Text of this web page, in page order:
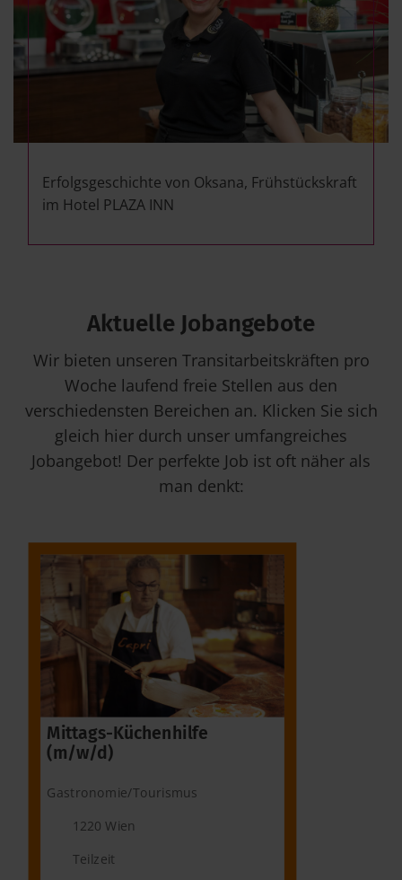
Erfolgsgeschichte von Oksana, Frühstückskraft
im Hotel PLAZA INN
Aktuelle Jobangebote
Wir bieten unseren Transitarbeitskräften pro
Woche laufend freie Stellen aus den
verschiedensten Bereichen an. Klicken Sie sich
gleich hier durch unser umfangreiches
Jobangebot! Der perfekte Job ist oft näher als
man denkt:
Mittags-Küchenhilfe
(m/w/d)
Gastronomie/Tourismus
1220 Wien
Teilzeit